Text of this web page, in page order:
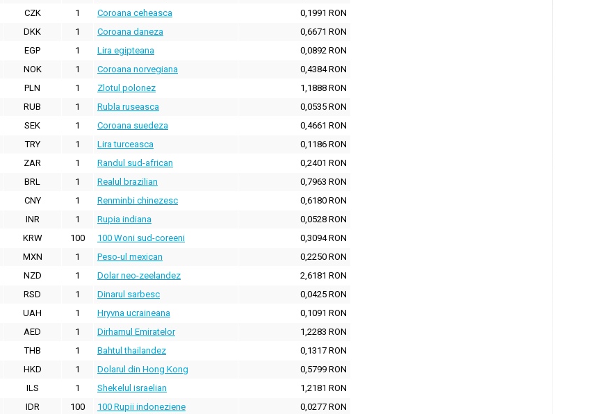
CZK
1 Coroana ceheasca
0,1991 RON
DKK
1 Coroana daneza
0,6671 RON
EGP
1 Lira egipteana
0,0892 RON
NOK
1 Coroana norvegiana
0,4384 RON
PLN
1 Zlotul polonez
1,1888 RON
RUB
1 Rubla ruseasca
0,0535 RON
SEK
1 Coroana suedeza
0,4661 RON
TRY
1 Lira turceasca
0,1186 RON
ZAR
1 Randul sud-african
0,2401 RON
BRL
1 Realul brazilian
0,7963 RON
CNY
1 Renminbi chinezesc
0,6180 RON
INR
1 Rupia indiana
0,0528 RON
KRW
100 100 Woni sud-coreeni
0,3094 RON
MXN
1 Peso-ul mexican
0,2250 RON
NZD
1 Dolar neo-zeelandez
2,6181 RON
RSD
1 Dinarul sarbesc
0,0425 RON
UAH
1 Hryvna ucraineana
0,1091 RON
AED
1 Dirhamul Emiratelor
1,2283 RON
THB
1 Bahtul thailandez
0,1317 RON
HKD
1 Dolarul din Hong Kong
0,5799 RON
ILS
1 Shekelul israelian
1,2181 RON
IDR
100 100 Rupii indoneziene
0,0277 RON